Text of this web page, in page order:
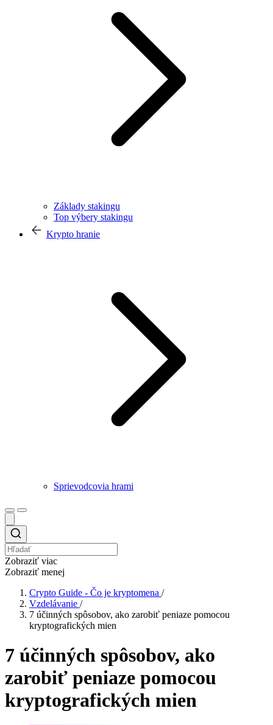
Základy stakingu
Top výbery stakingu
Krypto hranie
Sprievodcovia hrami
Zobraziť viac
Zobraziť menej
Crypto Guide - Čo je kryptomena /
Vzdelávanie /
7 účinných spôsobov, ako zarobiť peniaze pomocou
kryptografických mien
7 účinných spôsobov, ako
zarobiť peniaze pomocou
kryptografických mien